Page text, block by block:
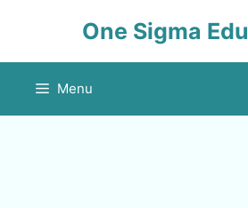
One Sigma
Menu